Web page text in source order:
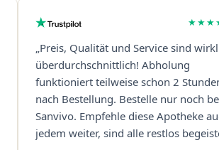
„Preis, Qualität und Service sind
überdurchschnittlich! Abholung
funktioniert teilweise schon 2
nach Bestellung. Bestelle nur noch
Sanvivo. Empfehle diese Apotheke
jedem weiter, sind alle restlos